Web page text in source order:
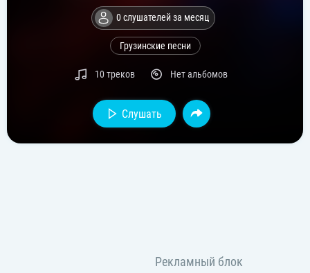
0 слушателей за месяц
Грузинские песни
10 треков Нет альбомов
Слушать